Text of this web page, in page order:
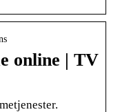
online | TV